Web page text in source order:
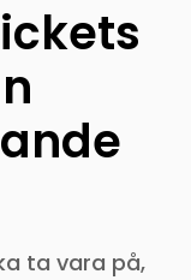
ta vara på,